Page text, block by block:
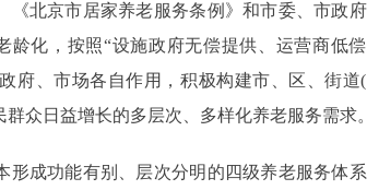
北京市居家养老服务条例》和市委、市政
化，按照“设施政府无偿提供、运营商低
府、市场各自作用，积极构建市、区、街道
众日益增长的多层次、多样化养老服务需求。
成功能有别、层次分明的四级养老服务体系